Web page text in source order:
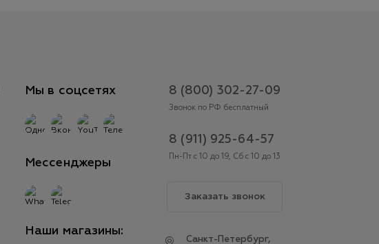
Мы в соцсетях
Мессенджеры
Наши магазины:
8 (800) 302-27-09
Звонок по РФ бесплатный
8 (911) 925-64-57
Пн-Пт с 10 до 19, Сб с 10 до 13
Заказать звонок
Cанкт-Петербург,